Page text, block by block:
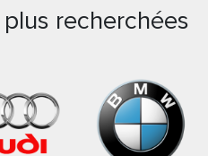
recherchées